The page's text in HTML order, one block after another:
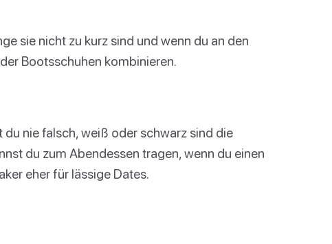
sie nicht zu kurz sind und wenn du an den
Bootsschuhen kombinieren.
du nie falsch, weiß oder schwarz sind die
du zum Abendessen tragen, wenn du einen
eher für lässige Dates.